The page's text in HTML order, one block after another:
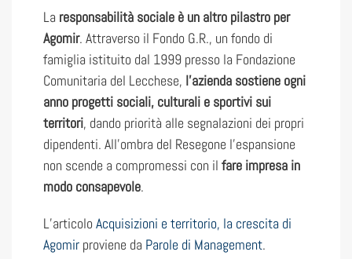
La responsabilità sociale è un altro pilastro per
Agomir. Attraverso il Fondo G.R., un fondo di
famiglia istituito dal 1999 presso la Fondazione
Comunitaria del Lecchese, l’azienda sostiene ogni
anno progetti sociali, culturali e sportivi sui
territori, dando priorità alle segnalazioni dei propri
dipendenti. All’ombra del Resegone l’espansione
non scende a compromessi con il fare impresa in
modo consapevole.
L’articolo Acquisizioni e territorio, la crescita di
Agomir proviene da Parole di Management.